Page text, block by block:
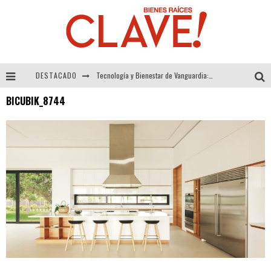
DESTACADO
Alexandra Bedoya – La Constancia detrás de La Paletería
BICUBIK_8744